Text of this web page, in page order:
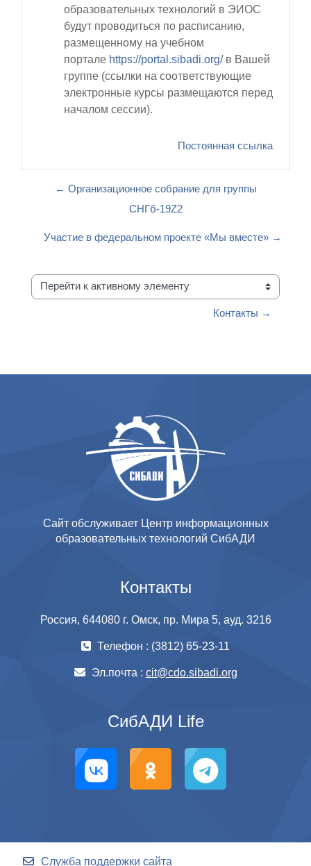
образовательных технологий в ЭИОС
будут проводиться по расписанию,
размещенному на учебном
портале https://portal.sibadi.org/ в Вашей
группе (ссылки на соответствующие
электронные курсы размещаются перед
началом сессии).
Постоянная ссылка
← Организационное собрание для группы
СНГб-19Z2
Участие в федеральном проекте «Мы вместе» →
Перейти к активному элементу
Контакты →
Сайт обслуживает Центр информационных
образовательных технологий СибАДИ
Контакты
Россия, 644080 г. Омск, пр. Мира 5, ауд. 3216
Телефон : (3812) 65-23-11
Эл.почта : cit@cdo.sibadi.org
СибАДИ Life
Служба поддержки сайта